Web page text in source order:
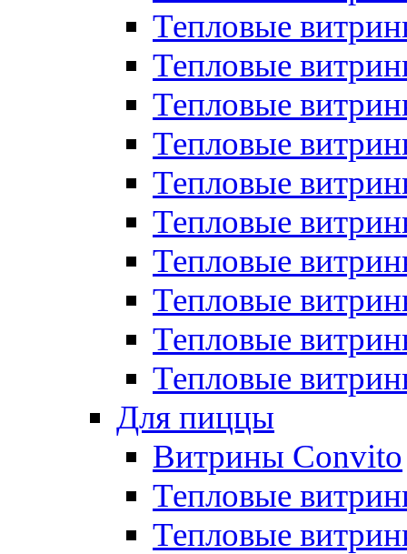
Тепловые
Тепловые
Тепловые
Тепловые
Тепловые
Тепловые
Тепловые
Тепловые
Тепловые
Тепловые
Для пиццы
Витрины Convito
Тепловые
Тепловые